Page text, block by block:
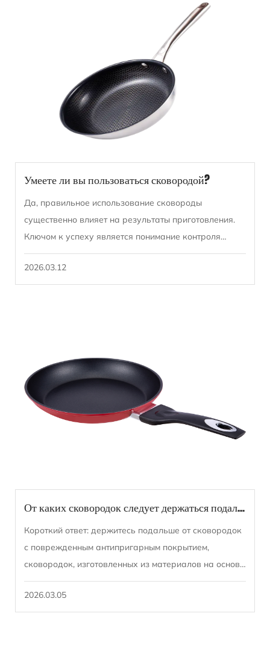
Умеете ли вы пользоваться сковородой?
Да, правильное использование сковороды
существенно влияет на результаты приготовления.
Ключом к успеху является понимание контроля
нагрева, правильного использования масла и
подбора сковороды дл...
2026.03.12
От каких сковородок следует держаться подальше?
Короткий ответ: держитесь подальше от сковородок
с поврежденным антипригарным покрытием,
сковородок, изготовленных из материалов на основе
ПФОК, алюминиевых сковородок с плохим
покрытием, ...
2026.03.05